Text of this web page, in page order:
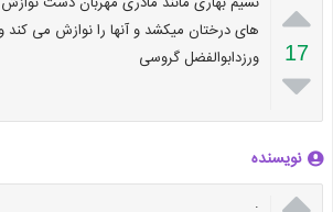

17

های درختان میکشد و آنها را نوازش می کند
ورزدابوالفضل گروسی
نویسنده

.